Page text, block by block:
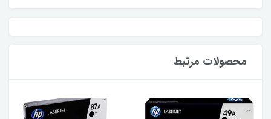
محصولات مرتبط